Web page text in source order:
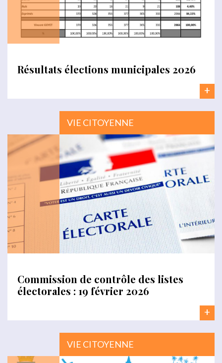
Résultats élections municipales 2026
+
VIE CITOYENNE
Commission de contrôle des listes
électorales : 19 février 2026
+
VIE CITOYENNE